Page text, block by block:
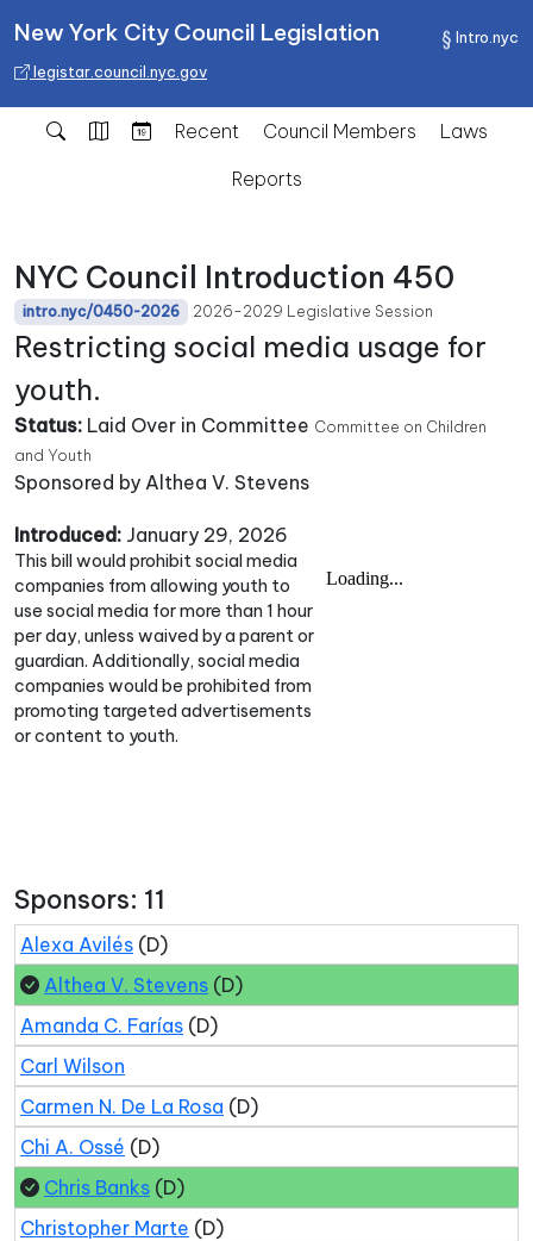
Intro.nyc
New York City Council Legislation
legistar.council.nyc.gov
Recent Council Members
Laws
Reports
NYC Council Introduction 450
intro.nyc/0450-2026 2026-2029 Legislative Session
Restricting social media usage for
youth.
Status: Laid Over in Committee Committee on Children
and Youth
Sponsored by Althea V. Stevens
Introduced: January 29, 2026
This bill would prohibit social media
companies from allowing youth to
use social media for more than 1 hour
per day, unless waived by a parent or
guardian. Additionally, social media
companies would be prohibited from
promoting targeted advertisements
or content to youth.
Sponsors: 11
Alexa Avilés (D)
Althea V. Stevens (D)
Amanda C. Farías (D)
Carl Wilson
Carmen N. De La Rosa (D)
Chi A. Ossé (D)
Chris Banks (D)
Christopher Marte (D)